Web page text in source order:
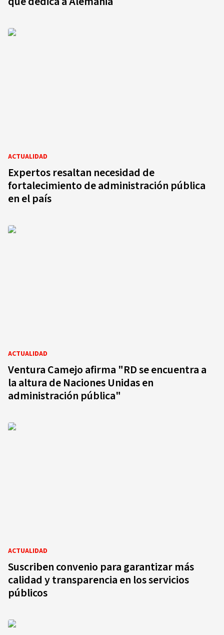
ACTUALIDAD
Expertos resaltan necesidad de
fortalecimiento de administración pública
en el país
ACTUALIDAD
Ventura Camejo afirma "RD se encuentra a
la altura de Naciones Unidas en
administración pública"
ACTUALIDAD
Suscriben convenio para garantizar más
calidad y transparencia en los servicios
públicos